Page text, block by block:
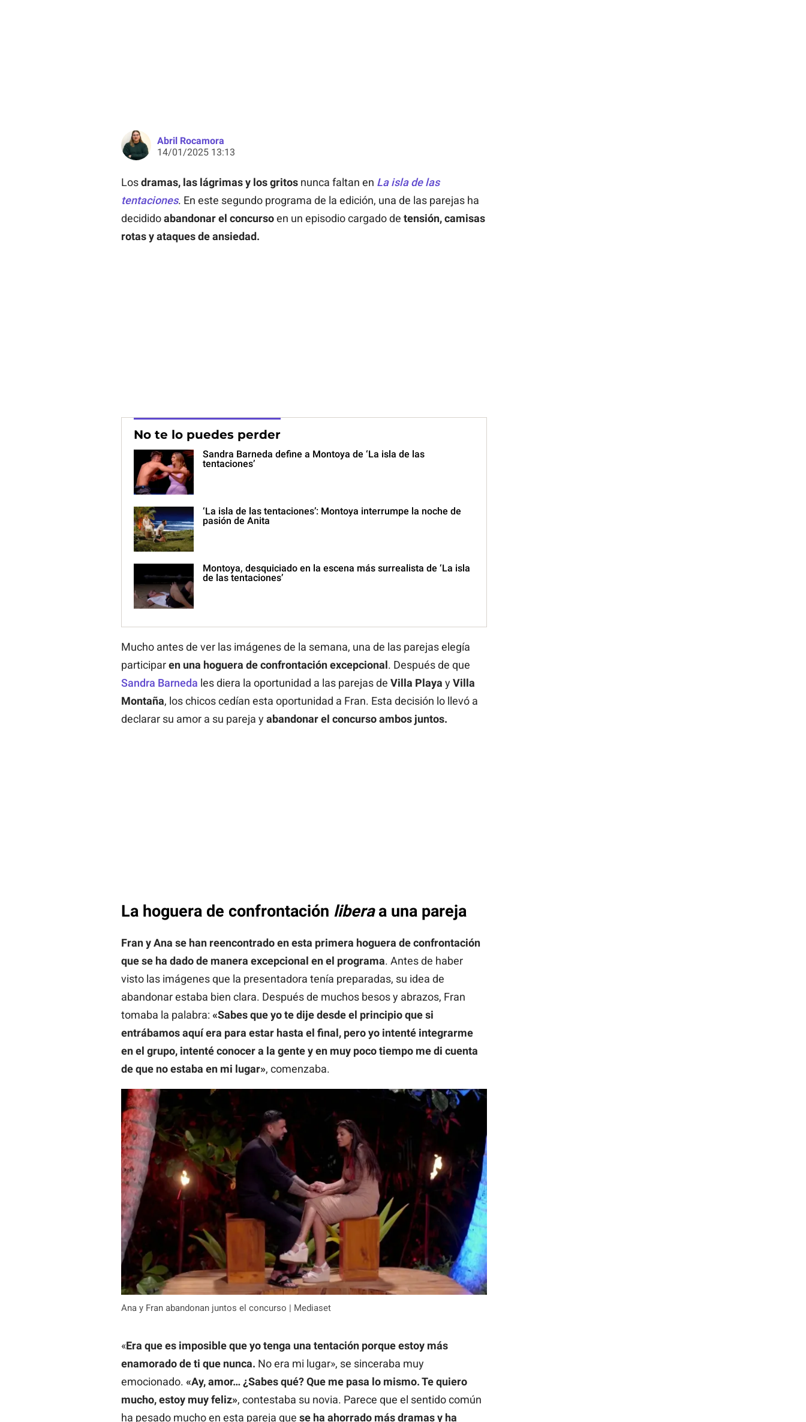
Abril Rocamora
14/01/2025 13:13
Losdramas, las lágrimas y los gritosnunca faltan en La isla de las
tentaciones. En este segundo programa de la edición, una de las parejas ha
decididoabandonar el concursoen un episodio cargado de tensión, camisas
rotas y ataques de ansiedad.
No te lo puedes perder
Sandra Barneda define a Montoya de ‘La isla de las
tentaciones’
‘La isla de las tentaciones’: Montoya interrumpe la noche de
pasión de Anita
Montoya, desquiciado en la escena más surrealista de ‘La isla
de las tentaciones’
Mucho antes de ver las imágenes de la semana, una de las parejas elegía
participaren una hoguera de confrontación excepcional. Después de que
Sandra Barneda les diera la oportunidad a las parejas de Villa Playa y Villa
Montaña, los chicos cedían esta oportunidad a Fran. Esta decisión lo llevó a
declarar su amor a su pareja y abandonar el concurso ambos juntos.
La hoguera de confrontación liberaa una pareja
Fran y Ana se han reencontrado en esta primera hoguera de confrontación
que se ha dado de manera excepcional en el programa. Antes de haber
visto las imágenes que la presentadora tenía preparadas, su idea de
abandonar estaba bien clara. Después de muchos besos y abrazos, Fran
tomaba la palabra: «Sabes que yo te dije desde el principio que si
entrábamos aquí era para estar hasta el final, pero yo intenté integrarme
en el grupo, intenté conocer a la gente y en muy poco tiempo me di cuenta
de que no estaba en mi lugar», comenzaba.
Ana y Fran abandonan juntos el concurso | Mediaset
«Era que es imposible que yo tenga una tentación porque estoy más
enamorado de ti que nunca. No era mi lugar», se sinceraba muy
emocionado. «Ay, amor… ¿Sabes qué? Que me pasa lo mismo. Te quiero
mucho, estoy muy feliz», contestaba su novia. Parece que el sentido común
ha pesado mucho en esta pareja que se ha ahorrado más dramas y ha